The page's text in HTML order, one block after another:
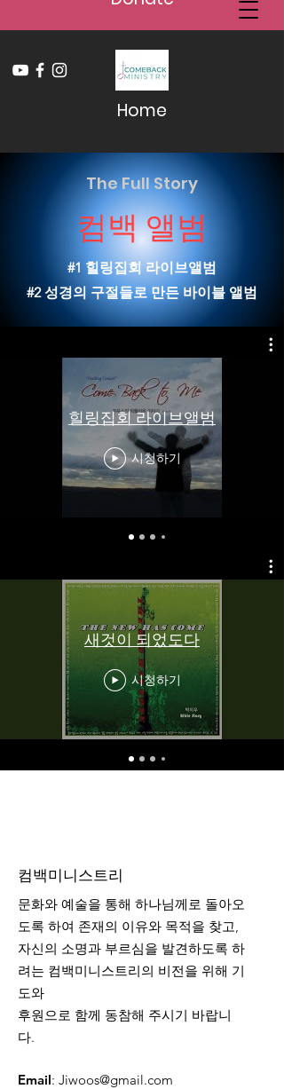
Home
The Full Story
컴백 앨범
#1 힐링집회 라이브앨범
#2 성경의 구절들로 만든 바이블 앨범
힐링집회 라이브앨범
시청하기
새것이 되었도다
시청하기
​컴백미니스트리
문화와 예술을 통해 하나님께로 돌아오
도록 하여 존재의 이유와 목적을 찾고,
자신의 소명과 부르심을 발견하도록 하
려는 컴백미니스트리의 비전을 위해 기
도와
후원으로 함께 동참해 주시기 바랍니
다.
Email: Jiwoos@gmail.com